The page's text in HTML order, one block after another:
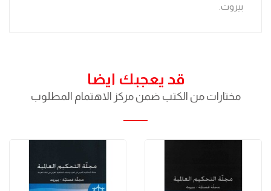
بيروت.
قد يعجبك ايضا
مختارات من الكتب ضمن مركز الاهتمام المطلوب